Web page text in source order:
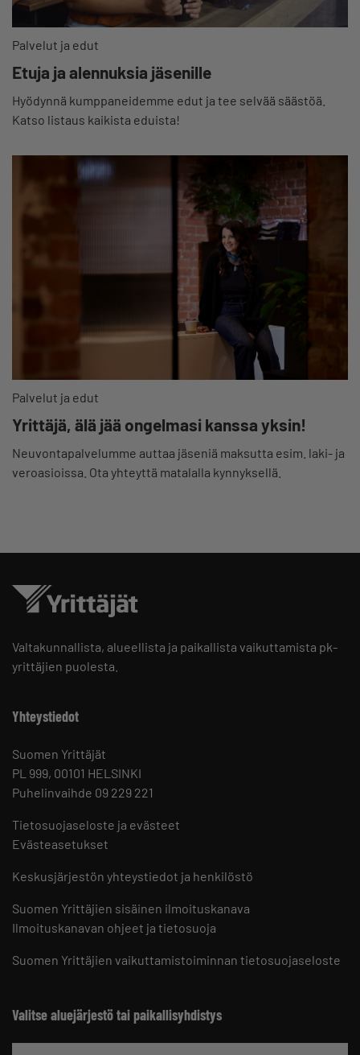
Palvelut ja edut
Etuja ja alennuksia jäsenille
Hyödynnä kumppaneidemme edut ja tee selvää säästöä.
Katso listaus kaikista eduista!
Palvelut ja edut
Yrittäjä, älä jää ongelmasi kanssa yksin!
Neuvontapalvelumme auttaa jäseniä maksutta esim. laki- ja
veroasioissa. Ota yhteyttä matalalla kynnyksellä.
Valtakunnallista, alueellista ja paikallista vaikuttamista pk-
yrittäjien puolesta.
Yhteystiedot
Suomen Yrittäjät
PL 999, 00101 HELSINKI
Puhelinvaihde 09 229 221
Tietosuojaseloste ja evästeet
Evästeasetukset
Keskusjärjestön yhteystiedot ja henkilöstö
Suomen Yrittäjien sisäinen ilmoituskanava
Ilmoituskanavan ohjeet ja tietosuoja
Suomen Yrittäjien vaikuttamistoiminnan tietosuojaseloste
Valitse aluejärjestö tai paikallisyhdistys